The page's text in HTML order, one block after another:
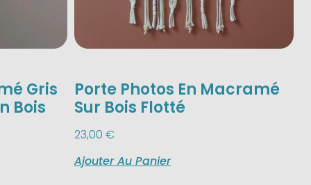
Gris
Bois
Porte Photos En Macramé
Sur Bois Flotté
23,00 €
Ajouter Au Panier